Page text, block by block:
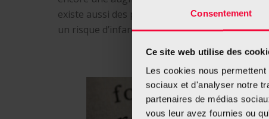
Consentement
Ce site web utilise des
Les cookies nous
sociaux et d'analyser notre
partenaires de médias
vous leur avez fournies ou
existe aussi des preuves que l’utilisation à
un risque d’infarctus du myocarde.